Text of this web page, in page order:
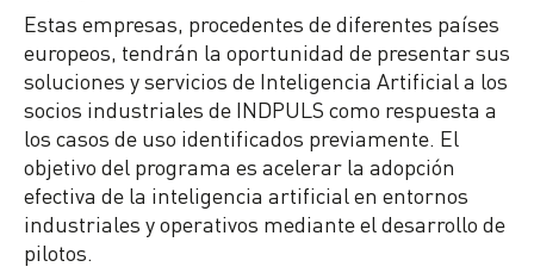
Estas empresas, procedentes de diferentes países
europeos, tendrán la oportunidad de presentar sus
soluciones y servicios de Inteligencia Artificial a los
socios industriales de INDPULS como respuesta a
los casos de uso identificados previamente. El
objetivo del programa es acelerar la adopción
efectiva de la inteligencia artificial en entornos
industriales y operativos mediante el desarrollo de
pilotos.